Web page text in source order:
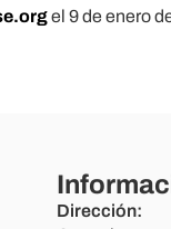
el 9 de enero
Dirección: